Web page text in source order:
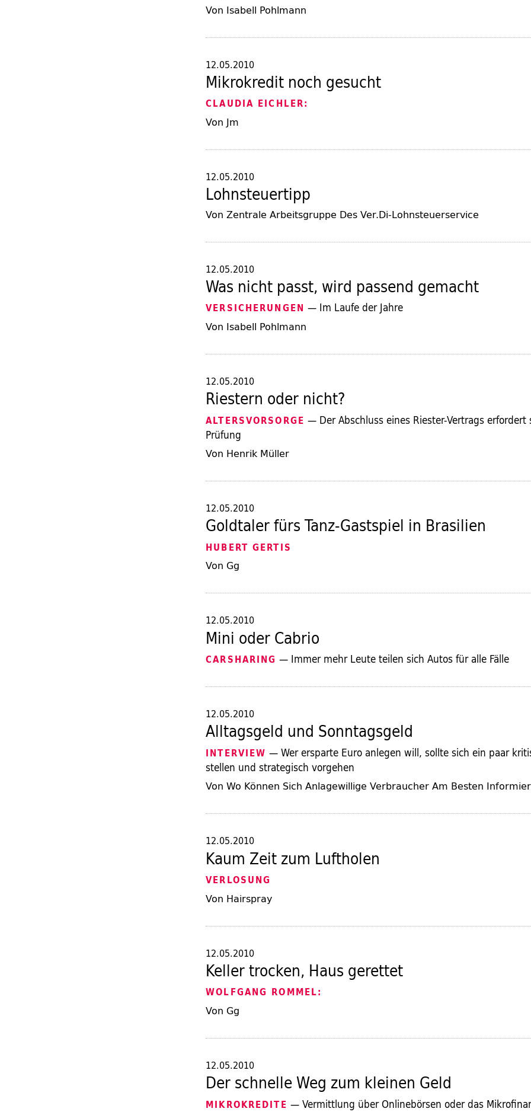
Von Isabell Pohlmann
12.05.2010
Mikrokredit noch gesucht
CLAUDIA EICHLER:
Von Jm
12.05.2010
Lohnsteuertipp
Von Zentrale Arbeitsgruppe Des Ver.Di-Lohnsteuerservice
12.05.2010
Was nicht passt, wird passend gemacht
VERSICHERUNGEN — Im Laufe der Jahre
Von Isabell Pohlmann
12.05.2010
Riestern oder nicht?
ALTERSVORSORGE — Der Abschluss eines Riester-Vertrags erfordert
Prüfung
Von Henrik Müller
12.05.2010
Goldtaler fürs Tanz-Gastspiel in Brasilien
HUBERT GERTIS
Von Gg
12.05.2010
Mini oder Cabrio
CARSHARING — Immer mehr Leute teilen sich Autos für alle Fälle
12.05.2010
Alltagsgeld und Sonntagsgeld
INTERVIEW — Wer ersparte Euro anlegen will, sollte sich ein paar
stellen und strategisch vorgehen
Von Wo Können Sich Anlagewillige Verbraucher Am Besten
12.05.2010
Kaum Zeit zum Luftholen
VERLOSUNG
Von Hairspray
12.05.2010
Keller trocken, Haus gerettet
WOLFGANG ROMMEL:
Von Gg
12.05.2010
Der schnelle Weg zum kleinen Geld
MIKROKREDITE — Vermittlung über Onlinebörsen oder das